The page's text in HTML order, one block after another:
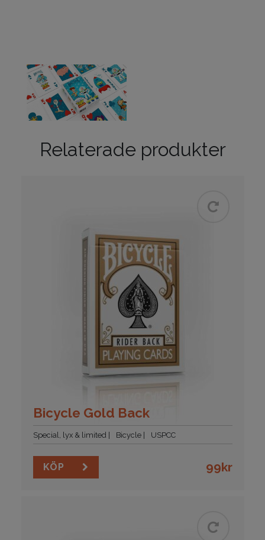
Relaterade produkter
Bicycle Gold Back
Special, lyx & limited Bicycle USPCC
KÖP 99kr